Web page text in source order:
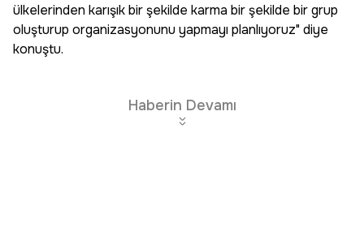
ülkelerinden karışık bir şekilde karma bir şekilde bir grup
oluşturup organizasyonunu yapmayı planlıyoruz" diye
konuştu.
Haberin Devamı